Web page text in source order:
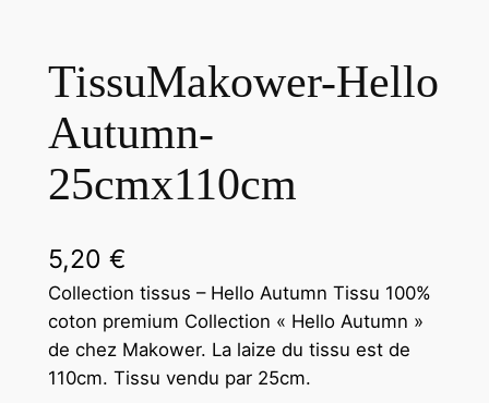
TissuMakower-Hello
Autumn-
25cmx110cm
5,20 €
Collection tissus – Hello Autumn Tissu 100%
coton premium Collection « Hello Autumn »
de chez Makower. La laize du tissu est de
110cm. Tissu vendu par 25cm.